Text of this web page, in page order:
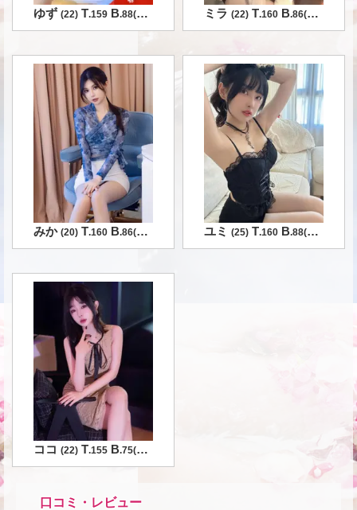
ゆず (22) T.159 B.88(D) ミラ (22) T.160 B.86(C)
みか (20) T.160 B.86(C) ユミ (25) T.160 B.88(D)
ココ (22) T.155 B.75(B)
口コミ・レビュー